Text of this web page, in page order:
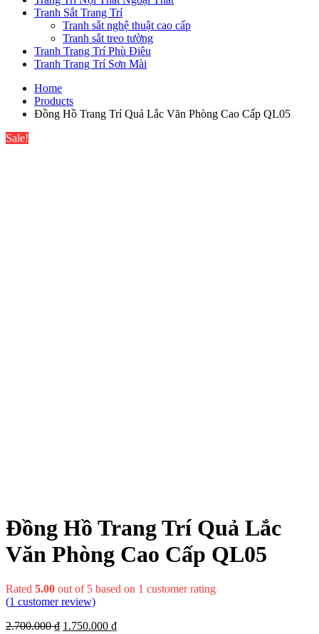
Tranh Sắt Trang Trí
Tranh sắt nghệ thuật cao cấp
Tranh sắt treo tường
Tranh Trang Trí Phù Điêu
Tranh Trang Trí Sơn Mài
Home
Products
Đồng Hồ Trang Trí Quả Lắc Văn Phòng Cao Cấp QL05
Sale!
Đồng Hồ Trang Trí Quả Lắc
Văn Phòng Cao Cấp QL05
Rated 5.00 out of 5 based on 1 customer rating
(1 customer review)
2.700.000₫ 1.750.000 ₫